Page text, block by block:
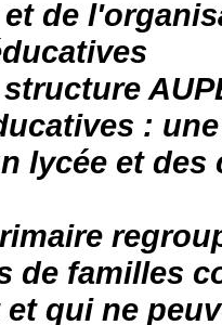
de
:
lycée et
de familles
qui ne